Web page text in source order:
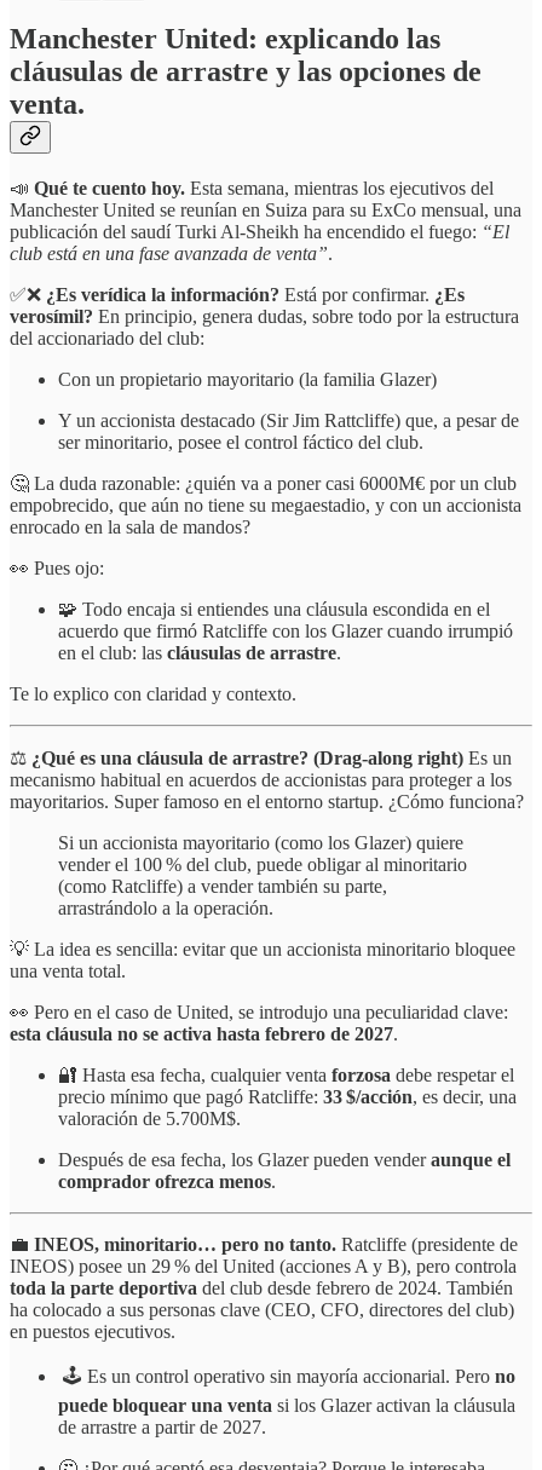
Manchester United: explicando las
cláusulas de arrastre y las opciones de
venta.
📣 Qué te cuento hoy. Esta semana, mientras los ejecutivos del
Manchester United se reunían en Suiza para su ExCo mensual, una
publicación del saudí Turki Al-Sheikh ha encendido el fuego: “El
club está en una fase avanzada de venta”.
✅❌ ¿Es verídica la información? Está por confirmar. ¿Es
verosímil? En principio, genera dudas, sobre todo por la estructura
del accionariado del club:
Con un propietario mayoritario (la familia Glazer)
Y un accionista destacado (Sir Jim Rattcliffe) que, a pesar de
ser minoritario, posee el control fáctico del club.
🤔 La duda razonable: ¿quién va a poner casi 6000M€ por un club
empobrecido, que aún no tiene su megaestadio, y con un accionista
enrocado en la sala de mandos?
👀 Pues ojo:
🧩 Todo encaja si entiendes una cláusula escondida en el
acuerdo que firmó Ratcliffe con los Glazer cuando irrumpió
en el club: las cláusulas de arrastre.
Te lo explico con claridad y contexto.
⚖️ ¿Qué es una cláusula de arrastre? (Drag-along right) Es un
mecanismo habitual en acuerdos de accionistas para proteger a los
mayoritarios. Super famoso en el entorno startup. ¿Cómo funciona?
Si un accionista mayoritario (como los Glazer) quiere
vender el 100 % del club, puede obligar al minoritario
(como Ratcliffe) a vender también su parte,
arrastrándolo a la operación.
💡 La idea es sencilla: evitar que un accionista minoritario bloquee
una venta total.
👀 Pero en el caso de United, se introdujo una peculiaridad clave:
esta cláusula no se activa hasta febrero de 2027.
🔐 Hasta esa fecha, cualquier venta forzosa debe respetar el
precio mínimo que pagó Ratcliffe: 33 $/acción, es decir, una
valoración de 5.700M$.
Después de esa fecha, los Glazer pueden venderaunque el
comprador ofrezca menos.
💼 INEOS, minoritario… pero no tanto. Ratcliffe (presidente de
INEOS) posee un 29 % del United (acciones A y B), pero controla
toda la parte deportiva del club desde febrero de 2024. También
ha colocado a sus personas clave (CEO, CFO, directores del club)
en puestos ejecutivos.
🕹️ Es un control operativo sin mayoría accionarial. Pero no
puede bloquear una venta si los Glazer activan la cláusula
de arrastre a partir de 2027.